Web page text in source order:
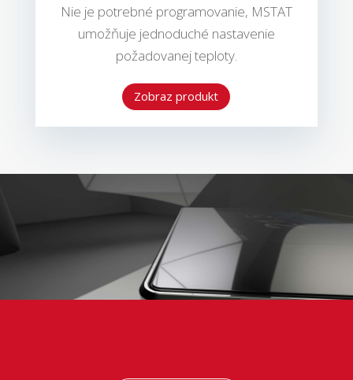
Nie je potrebné programovanie, MSTAT
umožňuje jednoduché nastavenie
požadovanej teploty.
Zobraz produkt